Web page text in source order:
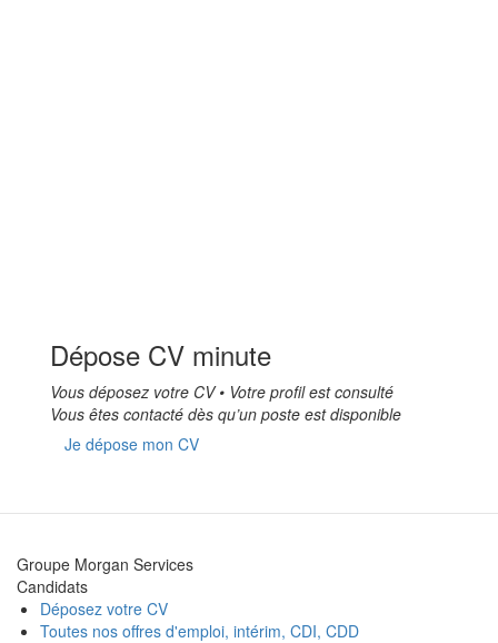
Dépose CV minute
Vous déposez votre CV • Votre profil est consulté
Vous êtes contacté dès qu’un poste est disponible
Je dépose mon CV
Groupe Morgan Services
Candidats
Déposez votre CV
Toutes nos offres d'emploi, intérim, CDI, CDD